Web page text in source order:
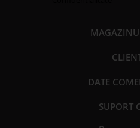
DATE
SUPORT